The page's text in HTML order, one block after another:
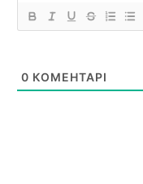
0 КОМЕНТАРІ